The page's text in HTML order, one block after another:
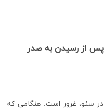
پس از رسیدن به صدر
در سئو، غرور است. هنگامی که